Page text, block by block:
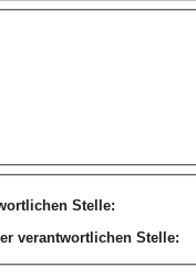
Stelle:
verantwortlichen Stelle: